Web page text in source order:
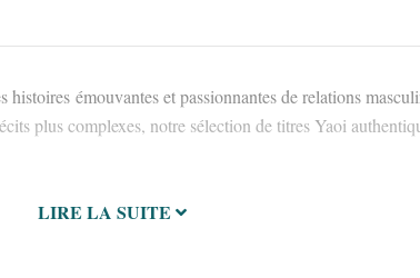
émouvantes et passionnantes de relations
plus complexes, notre sélection de titres Yaoi
LIRE LA SUITE